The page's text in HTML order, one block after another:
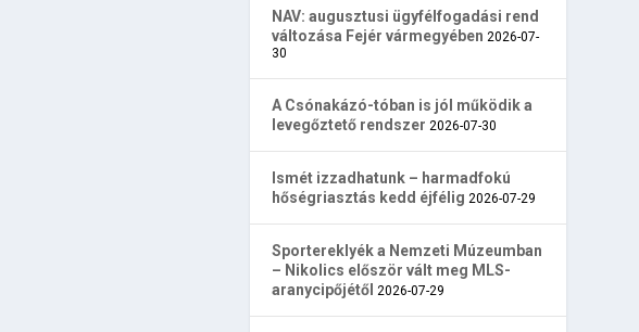
NAV: augusztusi ügyfélfogadási rend
változása Fejér vármegyében 2026-07-
30
A Csónakázó-tóban is jól működik a
levegőztető rendszer 2026-07-30
Ismét izzadhatunk – harmadfokú
hőségriasztás kedd éjfélig 2026-07-29
Sportereklyék a Nemzeti Múzeumban
– Nikolics először vált meg MLS-
aranycipőjétől 2026-07-29